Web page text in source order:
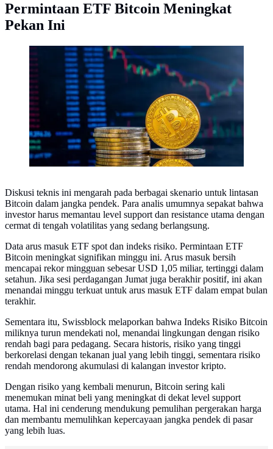
Permintaan ETF Bitcoin Meningkat
Pekan Ini
Ilustrasi Harga Bitcoin (Source: freepik.com)
Diskusi teknis ini mengarah pada berbagai skenario untuk lintasan
Bitcoin dalam jangka pendek. Para analis umumnya sepakat bahwa
investor harus memantau level support dan resistance utama dengan
cermat di tengah volatilitas yang sedang berlangsung.
Data arus masuk ETF spot dan indeks risiko. Permintaan ETF
Bitcoin meningkat signifikan minggu ini. Arus masuk bersih
mencapai rekor mingguan sebesar USD 1,05 miliar, tertinggi dalam
setahun. Jika sesi perdagangan Jumat juga berakhir positif, ini akan
menandai minggu terkuat untuk arus masuk ETF dalam empat bulan
terakhir.
Sementara itu, Swissblock melaporkan bahwa Indeks Risiko Bitcoin
miliknya turun mendekati nol, menandai lingkungan dengan risiko
rendah bagi para pedagang. Secara historis, risiko yang tinggi
berkorelasi dengan tekanan jual yang lebih tinggi, sementara risiko
rendah mendorong akumulasi di kalangan investor kripto.
Dengan risiko yang kembali menurun, Bitcoin sering kali
menemukan minat beli yang meningkat di dekat level support
utama. Hal ini cenderung mendukung pemulihan pergerakan harga
dan membantu memulihkan kepercayaan jangka pendek di pasar
yang lebih luas.